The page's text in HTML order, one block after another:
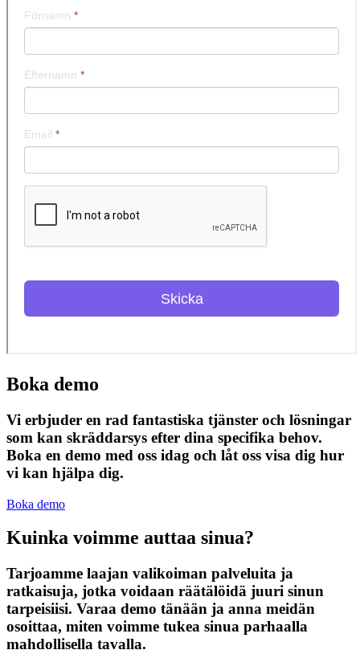
Boka demo
Vi erbjuder en rad fantastiska tjänster och lösningar
som kan skräddarsys efter dina specifika behov.
Boka en demo med oss idag och låt oss visa dig hur
vi kan hjälpa dig.
Boka demo
Kuinka voimme auttaa sinua?
Tarjoamme laajan valikoiman palveluita ja
ratkaisuja, jotka voidaan räätälöidä juuri sinun
tarpeisiisi. Varaa demo tänään ja anna meidän
osoittaa, miten voimme tukea sinua parhaalla
mahdollisella tavalla.